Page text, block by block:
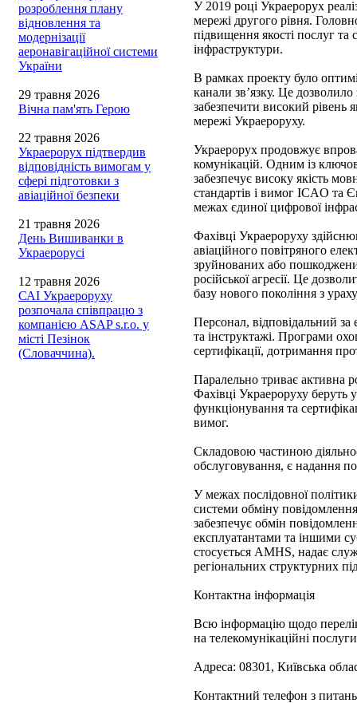
розроблення плану
відновлення та
модернізації
аеронавігаційної системи
України
29 травня 2026
Вічна пам'ять Герою
22 травня 2026
Украерорух підтвердив
відповідність вимогам у
сфері підготовки з
авіаційної безпеки
21 травня 2026
День Вишиванки в
Украерорусі
12 травня 2026
САІ Украероруху
розпочала співпрацю з
компанією ASAP s.r.o. у
місті Пезінок
(Словаччина).
У 2019 році Украерорух
мережі другого рівня.
підвищення якості послуг та
інфраструктури.
В рамках проекту було
канали зв’язку. Це
забезпечити високий рівень
мережі Украероруху.
Украерорух продовжує
комунікацій. Одним із
забезпечує високу якість
стандартів і вимог ICAO та
межах єдиної цифрової
Фахівці Украероруху
авіаційного повітряного
зруйнованих або
російської агресії. Це
базу нового покоління з
Персонал, відповідальний за
та інструктажі. Програми
сертифікації, дотримання
Паралельно триває активна
Фахівці Украероруху беруть
функціонування та
вимог.
Складовою частиною
обслуговування, є надання
У межах послідовної
системи обміну
забезпечує обмін
експлуатантами та іншими
стосується AMHS, надає
регіональних структурних
Контактна інформація
Всю інформацію щодо
на телекомунікаційні
Адреса: 08301, Київська
Контактний телефон з